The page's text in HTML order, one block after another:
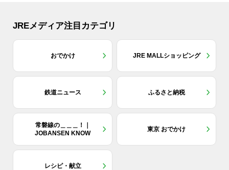
JREメディア注目カテゴリ
おでかけ JRE MALLショッピング
鉄道ニュース ふるさと納税
常磐線の＿＿＿！｜
JOBANSEN KNOW
東京 おでかけ
レシピ・献立